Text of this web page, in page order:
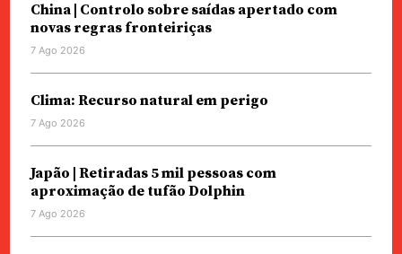
China | Controlo sobre saídas apertado com
novas regras fronteiriças
7 Ago 2026
Clima: Recurso natural em perigo
7 Ago 2026
Japão | Retiradas 5 mil pessoas com
aproximação de tufão Dolphin
7 Ago 2026